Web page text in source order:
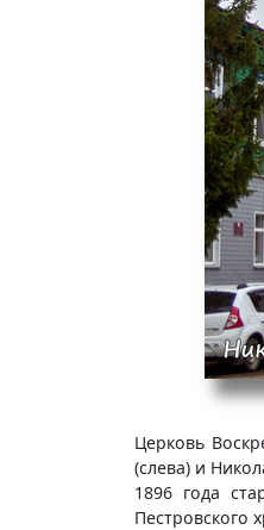
Церковь
(слева) и
1896 года
Пестровского